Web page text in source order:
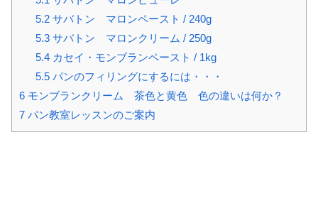
5.2サバトン マロンペースト / 240g
5.3サバトン マロンクリーム / 250g
5.4カセイ・モンブランペースト / 1kg
5.5パンのフィリングにするには・・・
6 モンブランクリーム 茶色と黄色 色の違いは何か？
7 パン教室レッスンのご案内